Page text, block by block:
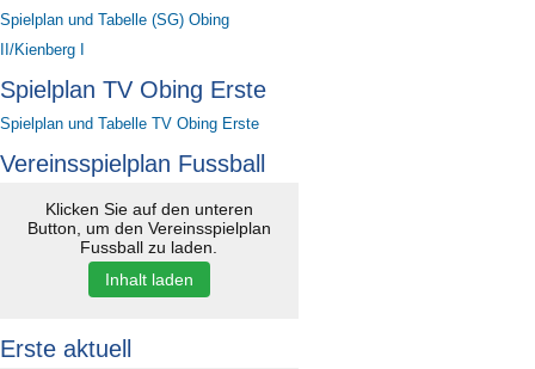
Spielplan und Tabelle (SG) Obing
II/Kienberg I
Spielplan TV Obing Erste
Spielplan und Tabelle TV Obing Erste
Vereinsspielplan Fussball
Klicken Sie auf den unteren
Button, um den Vereinsspielplan
Fussball zu laden.
Inhalt laden
Erste aktuell